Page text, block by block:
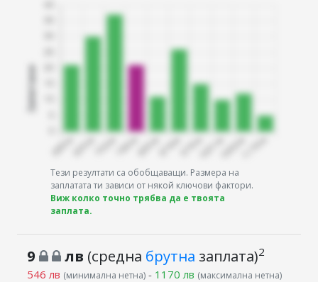
Тези резултати са обобщаващи. Размера на
заплатата ти зависи от някой ключови фактори.
Виж колко точно трябва да е твоята
заплата.
9 лв (средна брутна заплата)2
546 лв (минимална нетна)- 1170 лв (максимална нетна)